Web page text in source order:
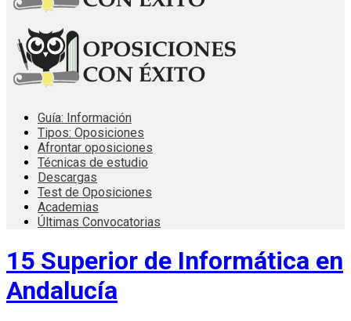
Guía: Información
Tipos: Oposiciones
Afrontar oposiciones
Técnicas de estudio
Descargas
Test de Oposiciones
Academias
Últimas Convocatorias
15 Superior de Informática en
Andalucía